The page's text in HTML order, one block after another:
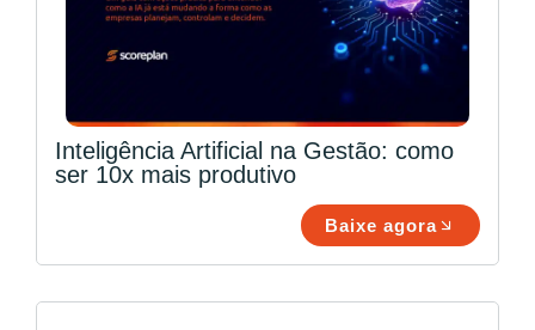
Inteligência Artificial na Gestão: como
ser 10x mais produtivo
Baixe agora